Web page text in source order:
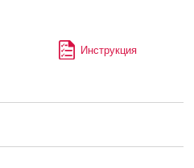
Инструкция